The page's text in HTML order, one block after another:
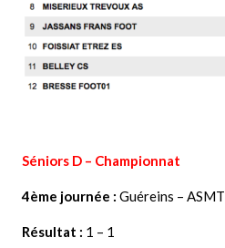
Séniors D – Championnat
4ème journée : Guéreins – ASMT
Résultat : 1 – 1